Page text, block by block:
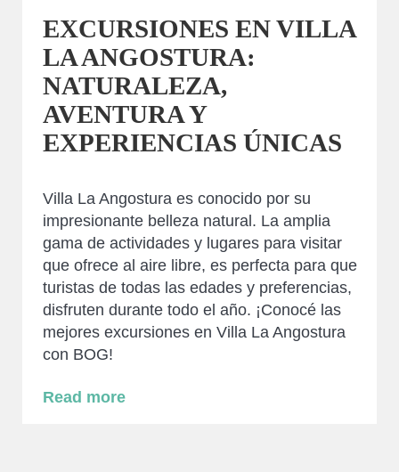
EXCURSIONES EN VILLA
LA ANGOSTURA:
NATURALEZA,
AVENTURA Y
EXPERIENCIAS ÚNICAS
Villa La Angostura es conocido por su
impresionante belleza natural. La amplia
gama de actividades y lugares para visitar
que ofrece al aire libre, es perfecta para que
turistas de todas las edades y preferencias,
disfruten durante todo el año. ¡Conocé las
mejores excursiones en Villa La Angostura
con BOG!
Read more